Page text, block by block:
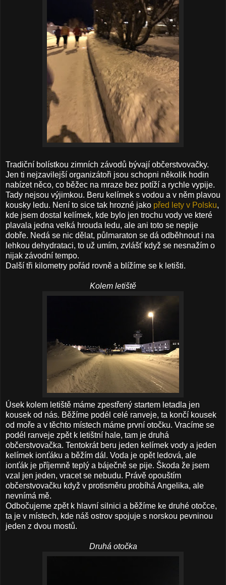
Tradiční bolístkou zimních závodů bývají občerstvovačky.
Jen ti nejzavilejší organizátoři jsou schopni několik hodin
nabízet něco, co běžec na mraze bez potíží a rychle vypije.
Tady nejsou výjimkou. Beru kelímek s vodou a v něm plavou
kousky ledu. Není to sice tak hrozné jako před lety v Polsku,
kde jsem dostal kelímek, kde bylo jen trochu vody ve které
plavala jedna velká hrouda ledu, ale ani toto se nepije
dobře. Nedá se nic dělat, půlmaraton se dá odběhnout i na
lehkou dehydrataci, to už umím, zvlášť když se nesnažím o
nijak závodní tempo.
Další tři kilometry pořád rovně a blížíme se k letišti.
Kolem letiště
Úsek kolem letiště máme zpestřený startem letadla jen
kousek od nás. Běžíme podél celé ranveje, ta končí kousek
od moře a v těchto místech máme první otočku. Vracíme se
podél ranveje zpět k letištní hale, tam je druhá
občerstvovačka. Tentokrát beru jeden kelímek vody a jeden
kelímek ionťáku a běžím dál. Voda je opět ledová, ale
ionťák je příjemně teplý a báječně se pije. Škoda že jsem
vzal jen jeden, vracet se nebudu. Právě opouštím
občerstvovačku když v protisměru probíhá Angelika, ale
nevnímá mě.
Odbočujeme zpět k hlavní silnici a běžíme ke druhé otočce,
ta je v místech, kde náš ostrov spojuje s norskou pevninou
jeden z dvou mostů.
Druhá otočka